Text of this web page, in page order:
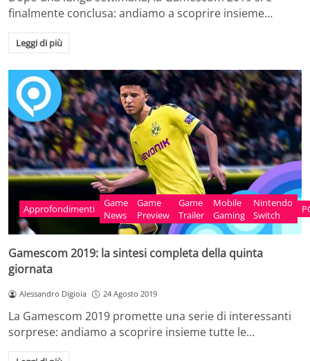
finalmente conclusa: andiamo a scoprire insieme…
Leggi di più
Approfondimenti
Game
News
Game
Preview
Game
Trailer
Mobile
Gaming
Nintendo
Switch
Gamescom 2019: la sintesi completa della quinta
giornata
Alessandro Digioia 24 Agosto 2019
La Gamescom 2019 promette una serie di interessanti
sorprese: andiamo a scoprire insieme tutte le…